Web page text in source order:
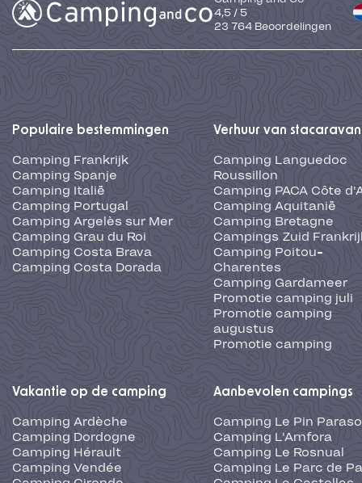
4,5/5
23 764Beoordelingen
Populaire bestemmingen
Camping Frankrijk
Camping Spanje
Camping Italië
Camping Portugal
Camping Argelès sur Mer
Camping Grau du Roi
Camping Costa Brava
Camping Costa Dorada
Verhuur van
Camping Languedoc
Roussillon
Camping PACA Côte
Camping Aquitanië
Camping Bretagne
Campings Zuid
Camping Poitou-
Charentes
Camping Gardameer
Promotie camping juli
Promotie camping
augustus
Promotie camping
Vakantie op de camping
Camping Ardèche
Camping Dordogne
Camping Hérault
Camping Vendée
Aanbevolen campings
Camping Le Pin
Camping L'Amfora
Camping Le Rosnual
Camping Le Parc de